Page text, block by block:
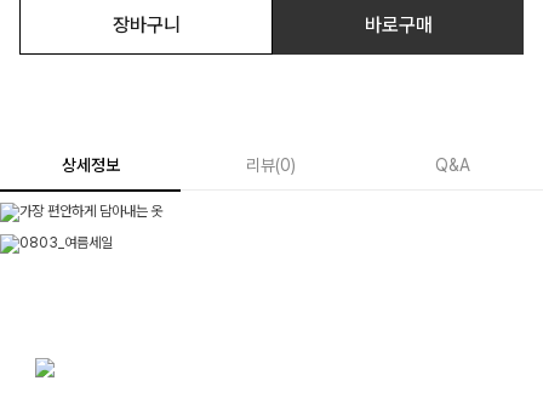
장바구니 바로구매
상세정보 리뷰(0) Q&A